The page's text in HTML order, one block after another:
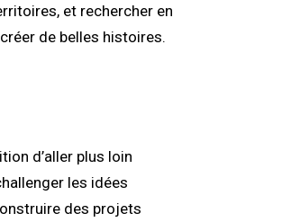
et rechercher en
de belles histoires.
d’aller plus loin
les idées
des projets